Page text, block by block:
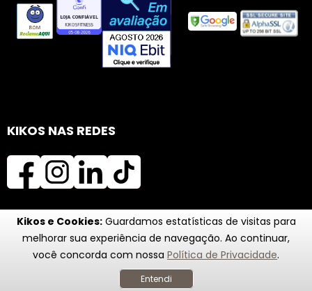
Kikos e Cookies:Guardamos estatísticas de visitas para
melhorar sua experiência de navegação. Ao continuar,
você concorda com nossa Política de Privacidade.
Entendi
KIKOS NAS REDES